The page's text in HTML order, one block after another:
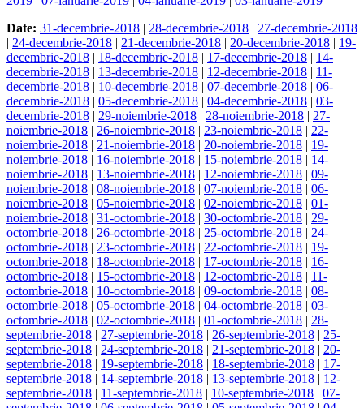
Date: 31-decembrie-2018 | 28-decembrie-2018 | 27-decembrie-2018
| 24-decembrie-2018 | 21-decembrie-2018 | 20-decembrie-2018 | 19-
decembrie-2018 | 18-decembrie-2018 | 17-decembrie-2018 | 14-
decembrie-2018 | 13-decembrie-2018 | 12-decembrie-2018 | 11-
decembrie-2018 | 10-decembrie-2018 | 07-decembrie-2018 | 06-
decembrie-2018 | 05-decembrie-2018 | 04-decembrie-2018 | 03-
decembrie-2018 | 29-noiembrie-2018 | 28-noiembrie-2018 | 27-
noiembrie-2018 | 26-noiembrie-2018 | 23-noiembrie-2018 | 22-
noiembrie-2018 | 21-noiembrie-2018 | 20-noiembrie-2018 | 19-
noiembrie-2018 | 16-noiembrie-2018 | 15-noiembrie-2018 | 14-
noiembrie-2018 | 13-noiembrie-2018 | 12-noiembrie-2018 | 09-
noiembrie-2018 | 08-noiembrie-2018 | 07-noiembrie-2018 | 06-
noiembrie-2018 | 05-noiembrie-2018 | 02-noiembrie-2018 | 01-
noiembrie-2018 | 31-octombrie-2018 | 30-octombrie-2018 | 29-
octombrie-2018 | 26-octombrie-2018 | 25-octombrie-2018 | 24-
octombrie-2018 | 23-octombrie-2018 | 22-octombrie-2018 | 19-
octombrie-2018 | 18-octombrie-2018 | 17-octombrie-2018 | 16-
octombrie-2018 | 15-octombrie-2018 | 12-octombrie-2018 | 11-
octombrie-2018 | 10-octombrie-2018 | 09-octombrie-2018 | 08-
octombrie-2018 | 05-octombrie-2018 | 04-octombrie-2018 | 03-
octombrie-2018 | 02-octombrie-2018 | 01-octombrie-2018 | 28-
septembrie-2018 | 27-septembrie-2018 | 26-septembrie-2018 | 25-
septembrie-2018 | 24-septembrie-2018 | 21-septembrie-2018 | 20-
septembrie-2018 | 19-septembrie-2018 | 18-septembrie-2018 | 17-
septembrie-2018 | 14-septembrie-2018 | 13-septembrie-2018 | 12-
septembrie-2018 | 11-septembrie-2018 | 10-septembrie-2018 | 07-